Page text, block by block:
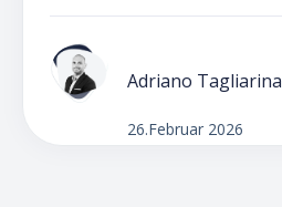
Adriano Tagliarina
26.Februar 2026